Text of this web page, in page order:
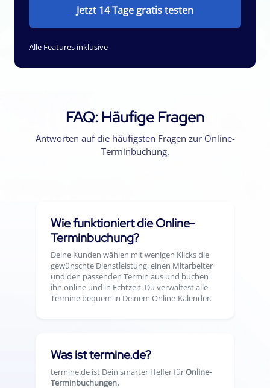
Jetzt 14 Tage gratis testen
Alle Features inklusive
FAQ: Häufige Fragen
Antworten auf die häufigsten Fragen zur Online-
Terminbuchung.
Wie funktioniert die Online-
Terminbuchung?
Deine Kunden wählen mit wenigen Klicks die
gewünschte Dienstleistung, einen Mitarbeiter
und den passenden Termin aus und buchen
ihn online und in Echtzeit. Du verwaltest alle
Termine bequem in Deinem Online-Kalender.
Was ist termine.de?
termine.de ist Dein smarter Helfer fürOnline-
Terminbuchungen.